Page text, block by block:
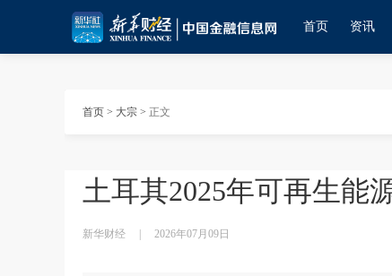
首页 资讯
首页 > 大宗 > 正文
土耳其2025年可再生能
新华财经 2026年07月09日